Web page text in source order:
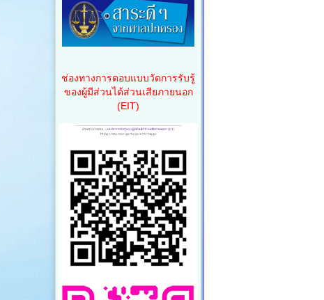
ช่องทางการตอบแบบวัดการรับรู้
ของผู้มีส่วนได้ส่วนเสียภายนอก
(EIT)